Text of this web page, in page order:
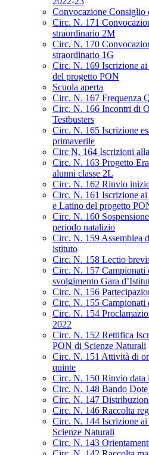
Convocazione Consiglio
Circ. N. 171
straordinario 2M
Circ. N. 170
straordinario 1G
Circ. N. 169 Iscrizione
del progetto PON
Scuola aperta
Circ. N. 167 Frequenza
Circ. N. 166 Incontri di
Testbusters
Circ. N. 165 Iscrizione
primaverile
Circ N. 164 Iscrizioni
Circ. N. 163 Progetto
alunni classe 2L
Circ. N. 162 Rinvio
Circ. N. 161 Iscrizione
e Latino del progetto
Circ. N. 160
periodo natalizio
Circ. N. 159 Assemblea
istituto
Circ. N. 158 Lectio
Circ. N. 157 Campionati
svolgimento Gara
Circ. N. 156
Circ. N. 155 Campionati
Circ. N. 154
2022
Circ. N. 152 Rettifica
PON di Scienze Naturali
Circ. N. 151 Attività di
quinte
Circ. N. 150 Rinvio data
Circ. N. 148 Bando Dote
Circ. N. 147
Circ. N. 146 Raccolta
Circ. N. 144 Iscrizione
Scienze Naturali
Circ. N. 143